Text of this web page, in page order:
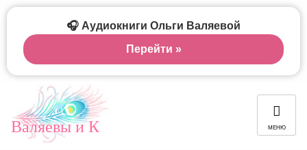
Валяевы и К МЕНЮ
🎧 Аудиокниги Ольги Валяевой
Перейти »